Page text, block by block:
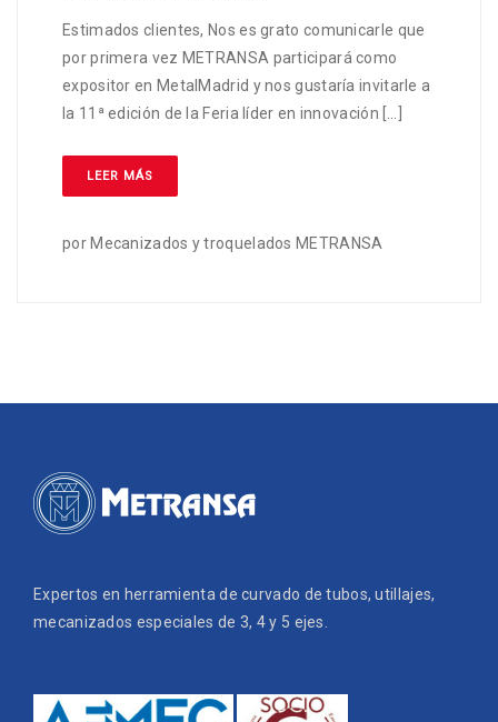
Estimados clientes, Nos es grato comunicarle que
por primera vez METRANSA participará como
expositor en MetalMadrid y nos gustaría invitarle a
la 11ª edición de la Feria líder en innovación […]
LEER MÁS
por Mecanizados y troquelados METRANSA
Expertos en herramienta de curvado de tubos, utillajes,
mecanizados especiales de 3, 4 y 5 ejes.